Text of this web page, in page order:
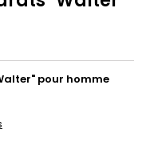
pour homme